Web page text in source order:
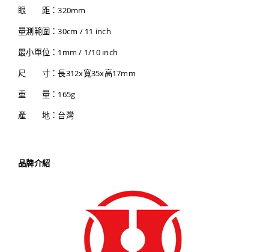
眼 距：320mm
量測範圍：30cm / 11 inch
最小單位：1mm / 1/10 inch
尺 寸：長312x寬35x高17mm
重 量：165g
產 地：台灣
品牌介紹